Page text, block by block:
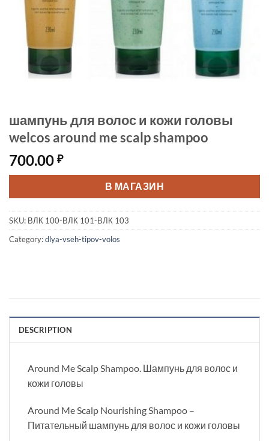
шампунь для волос и кожи головы
welcos around me scalp shampoo
700.00 ₽
В МАГАЗИН
SKU: ВЛК 100-ВЛК 101-ВЛК 103
Category:dlya-vseh-tipov-volos
DESCRIPTION
Around Me Scalp Shampoo. Шампунь для волос и
кожи головы
Around Me Scalp Nourishing Shampoo –
Питательный шампунь для волос и кожи головы